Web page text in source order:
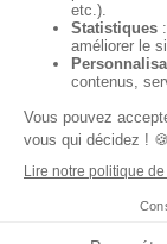
Mentions Légales
Données
Codes promo
Copyright ©